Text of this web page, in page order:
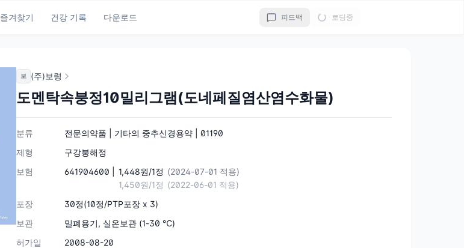
즐겨찾기 건강 기록 다운로드 피드백 로딩중
보 (주)보령
도멘탁속붕정10밀리그램(도네페질염산염수화물)
분류
전문의약품 | 기타의 중추신경용약 | 01190
제형
구강붕해정
보험
641904600 | 1,448원/1정 (2024-07-01 적용)
1,450원/1정 (2022-06-01 적용)
포장
30정(10정/PTP포장 x 3)
보관
밀폐용기, 실온보관 (1-30 ℃)
허가일
2008-08-20